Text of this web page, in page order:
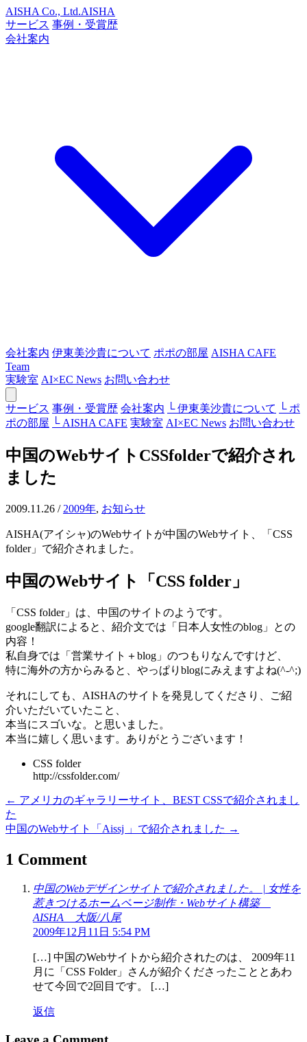
AISHA Co., Ltd.AISHA
サービス 事例・受賞歴
会社案内
会社案内 伊東美沙貴について ポポの部屋 AISHA CAFE
Team
実験室 AI×EC News お問い合わせ
サービス 事例・受賞歴 会社案内 └ 伊東美沙貴について
└ ポ
ポの部屋 └ AISHA CAFE 実験室 AI×EC News お問い合わせ
中国のWebサイトCSSfolderで紹介され
ました
2009.11.26 / 2009年, お知らせ
AISHA(アイシャ)のWebサイトが中国のWebサイト、「CSS
folder」で紹介されました。
中国のWebサイト「CSS folder」
「CSS folder」は、中国のサイトのようです。
google翻訳によると、紹介文では「日本人女性のblog」との
内容！
私自身では「営業サイト＋blog」のつもりなんですけど、
特に海外の方からみると、やっぱりblogにみえますよね(^-^;)
それにしても、AISHAのサイトを発見してくださり、ご紹
介いただいていたこと、
本当にスゴいな。と思いました。
本当に嬉しく思います。ありがとうございます！
CSS folder
http://cssfolder.com/
← アメリカのギャラリーサイト、BEST CSSで紹介されまし
た
中国のWebサイト「Aissj 」で紹介されました →
1 Comment
中国のWebデザインサイトで紹介されました。 | 女性を
惹きつけるホームページ制作・Webサイト構築
AISHA 大阪/八尾
2009年12月11日 5:54 PM
[…] 中国のWebサイトから紹介されたのは、 2009年11
月に「CSS Folder」さんが紹介くださったこととあわ
せて今回で2回目です。 […]
返信